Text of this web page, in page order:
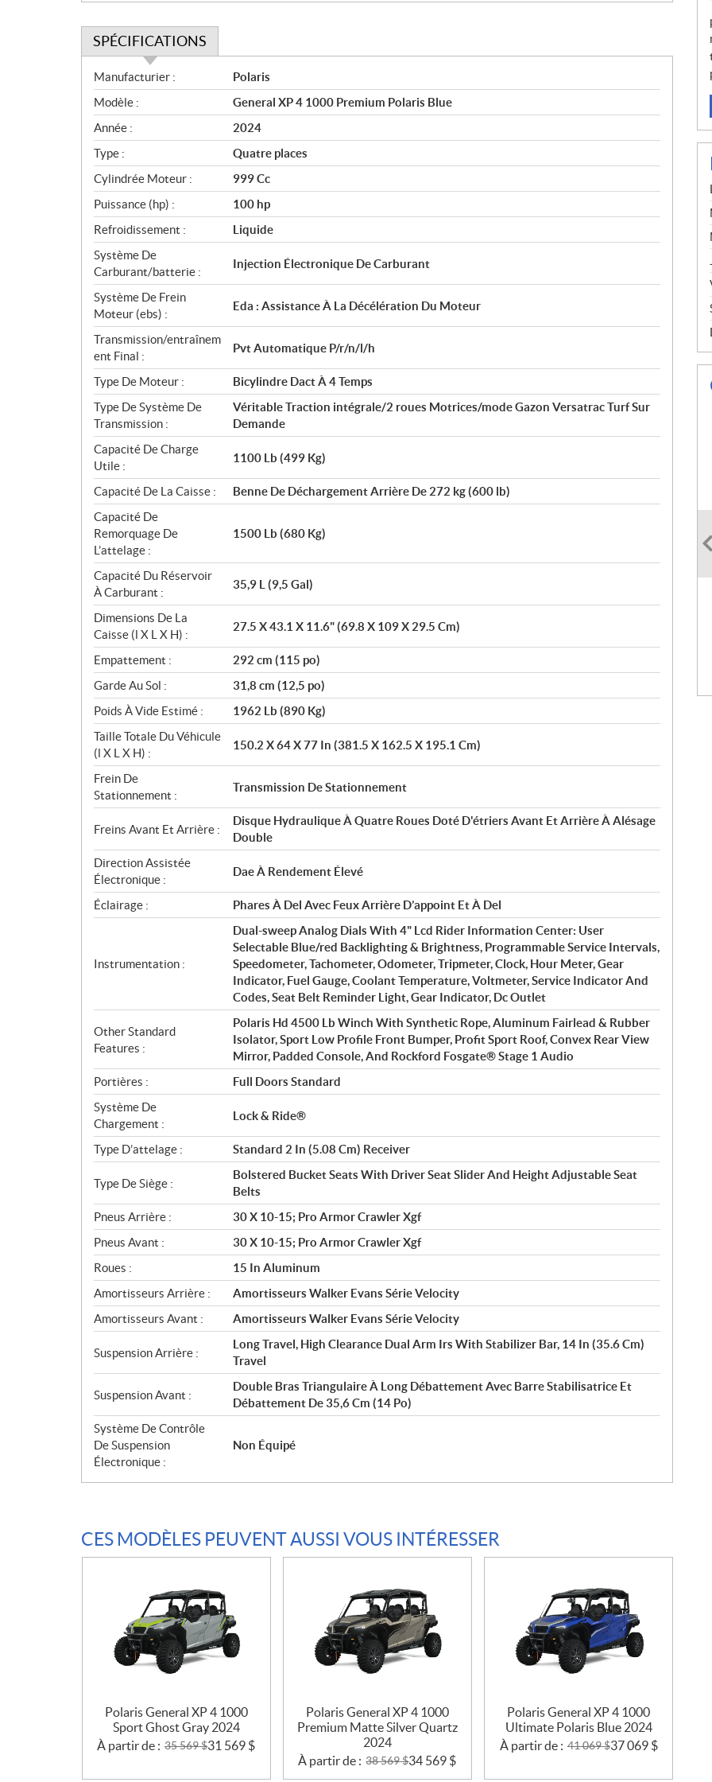
SPÉCIFICATIONS
S
p
é
c
i
f
i
c
a
t
i
o
n
s
Manufacturier :
Polaris
Modèle :
General XP 4 1000 Premium Polaris Blue
Année :
2024
Type :
Quatre places
Cylindrée Moteur :
999 Cc
Puissance (hp) :
100 hp
Refroidissement :
Liquide
Système De
Carburant/batterie :
Injection Électronique De Carburant
Système De Frein
Moteur (ebs) :
Eda : Assistance À La Décélération Du Moteur
Transmission/entraînem
ent Final :
Pvt Automatique P/r/n/l/h
Type De Moteur :
Bicylindre Dact À 4 Temps
Type De Système De
Transmission :
Véritable Traction intégrale/2 roues Motrices/mode Gazon Versatrac Turf Sur
Demande
Capacité De Charge
Utile :
1100 Lb (499 Kg)
Capacité De La Caisse :
Benne De Déchargement Arrière De 272 kg (600 lb)
Capacité De
Remorquage De
L’attelage :
1500 Lb (680 Kg)
Capacité Du Réservoir
À Carburant :
35,9 L (9,5 Gal)
Dimensions De La
Caisse (l X L X H) :
27.5 X 43.1 X 11.6" (69.8 X 109 X 29.5 Cm)
Empattement :
292 cm (115 po)
Garde Au Sol :
31,8 cm (12,5 po)
Poids À Vide Estimé :
1962 Lb (890 Kg)
Taille Totale Du Véhicule
(l X L X H) :
150.2 X 64 X 77 In (381.5 X 162.5 X 195.1 Cm)
Frein De
Stationnement :
Transmission De Stationnement
Freins Avant Et Arrière :
Disque Hydraulique À Quatre Roues Doté D'étriers Avant Et Arrière À Alésage
Double
Direction Assistée
Électronique :
Dae À Rendement Élevé
Éclairage : Phares À Del Avec Feux Arrière D’appoint Et À Del
Instrumentation :
Dual-sweep Analog Dials With 4" Lcd Rider Information Center: User
Selectable Blue/red Backlighting & Brightness, Programmable Service Intervals,
Speedometer, Tachometer, Odometer, Tripmeter, Clock, Hour Meter, Gear
Indicator, Fuel Gauge, Coolant Temperature, Voltmeter, Service Indicator And
Codes, Seat Belt Reminder Light, Gear Indicator, Dc Outlet
Other Standard
Features :
Polaris Hd 4500 Lb Winch With Synthetic Rope, Aluminum Fairlead & Rubber
Isolator, Sport Low Profile Front Bumper, Profit Sport Roof, Convex Rear View
Mirror, Padded Console, And Rockford Fosgate® Stage 1 Audio
Portières :
Full Doors Standard
Système De
Chargement :
Lock & Ride®
Type D’attelage : Standard 2 In (5.08 Cm) Receiver
Type De Siège :
Bolstered Bucket Seats With Driver Seat Slider And Height Adjustable Seat
Belts
Pneus Arrière :
30 X 10-15; Pro Armor Crawler Xgf
Pneus Avant :
30 X 10-15; Pro Armor Crawler Xgf
Roues :
15 In Aluminum
Amortisseurs Arrière :
Amortisseurs Walker Evans Série Velocity
Amortisseurs Avant :
Amortisseurs Walker Evans Série Velocity
Suspension Arrière :
Long Travel, High Clearance Dual Arm Irs With Stabilizer Bar, 14 In (35.6 Cm)
Travel
Suspension Avant :
Double Bras Triangulaire À Long Débattement Avec Barre Stabilisatrice Et
Débattement De 35,6 Cm (14 Po)
Système De Contrôle
De Suspension
Électronique :
Non Équipé
CES MODÈLES PEUVENT AUSSI VOUS INTÉRESSER
Polaris General XP 4 1000
Sport Ghost Gray 2024
À partir de : 35 569$31 569 $
Polaris General XP 4 1000
Premium Matte Silver Quartz
2024
À partir de : 38 569$34 569 $
Polaris General XP 4 1000
Ultimate Polaris Blue 2024
À partir de : 41 069$37 069 $